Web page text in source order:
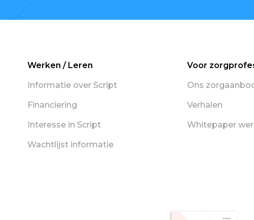
Werken / Leren
Informatie over Script
Financiering
Interesse in Script
Wachtlijst informatie
Voor
Ons
Verhalen
Whitepaper